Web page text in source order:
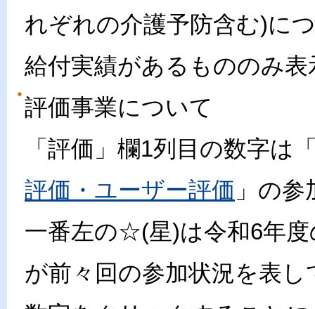
れぞれの介護予防含む)に
給付実績があるもののみ
評価事業について
「評価」欄1列目の数字は
評価・ユーザー評価 」の
一番左の☆(星)は令和6年
が前々回の参加状況を表し